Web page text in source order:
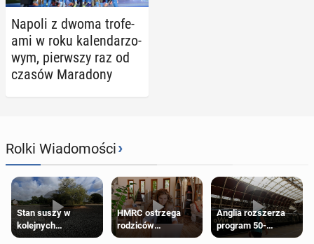
Napoli z dwoma tro­fe­
ami w roku ka­len­da­rzo­
wym, pierw­szy raz od
czasów Ma­ra­do­ny
Rolki Wiadomości›
Stan suszy w
kolejnych
regionach Anglii.
HMRC ostrzega
rodziców
pobierających Child
Anglia rozszerza
program 50-
procentowych